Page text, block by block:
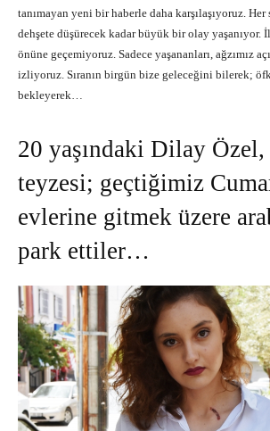
tanımayan yeni bir haberle daha karşılaşıyoruz.
dehşete düşürecek kadar büyük bir olay
önüne geçemiyoruz. Sadece yaşananları, ağzımız
izliyoruz. Sıranın birgün bize geleceğini bilerek;
bekleyerek…
20 yaşındaki Dilay Özel,
teyzesi; geçtiğimiz
evlerine gitmek üzere
park ettiler…